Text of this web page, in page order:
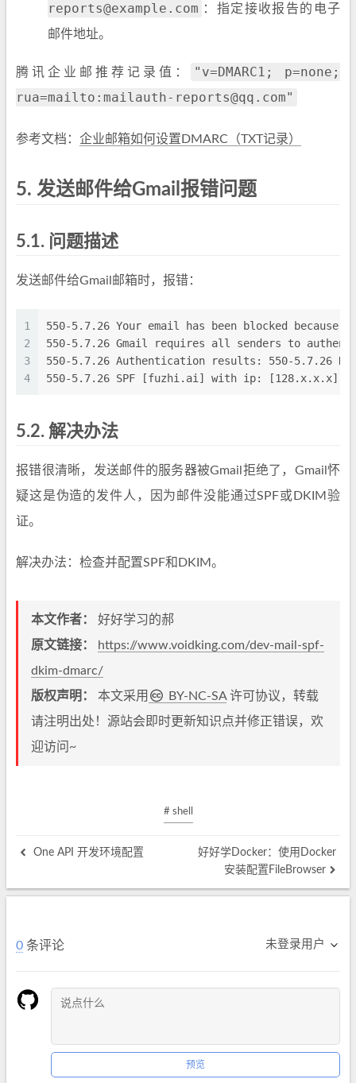
reports@example.com ：指定接收报告的电子
邮件地址。
腾讯企业邮推荐记录值：
"v=DMARC1; p=none;
rua=mailto:mailauth-reports@qq.com"
参考文档： 企业邮箱如何设置DMARC（TXT记录）
5. 发送邮件给Gmail报错问题
5.1. 问题描述
发送邮件给Gmail邮箱时，报错：
1
2
3
4
550-5.7.26 Your email has been blocked
550-5.7.26 Gmail requires all senders to
550-5.7.26 Authentication results: 550-5.7.26
550-5.7.26 SPF [fuzhi.ai] with ip: [128.x.x.x] =
5.2. 解决办法
报错很清晰，发送邮件的服务器被Gmail拒绝了，Gmail怀
疑这是伪造的发件人，因为邮件没能通过SPF或DKIM验
证。
解决办法：检查并配置SPF和DKIM。
本文作者：
好好学习的郝
原文链接：
https://www.voidking.com/dev-mail-spf-
dkim-dmarc/
版权声明：
本文采用 BY-NC-SA许可协议，转载
请注明出处！源站会即时更新知识点并修正错误，欢
迎访问~
# shell
One API 开发环境配置
好好学Docker：使用Docker
安装配置FileBrowser
0 条评论 未登录用户
预览